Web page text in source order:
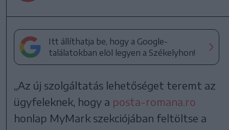
Itt állíthatja be, hogy a Google-
találatokban elöl legyen a Székelyhon!
„Az új szolgáltatás lehetőséget teremt az
ügyfeleknek, hogy a posta-romana.ro
honlap MyMark szekciójában feltöltse a